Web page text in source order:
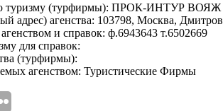
туризму (турфирмы): ПРОК-ИНТУР ВОЯЖ
адрес) агенства: 103798, Москва,
и справок: ф.6943643 т.6502669
для справок:
(турфирмы):
агенством: Туристические Фирмы